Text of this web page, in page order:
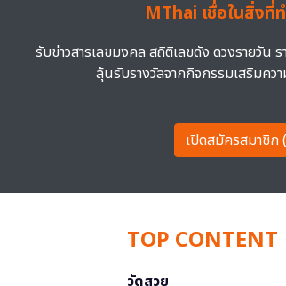
MThai เชื่อในสิ่งที่
รับข่าวสารเลขมงคล สถิติเลขดัง ดวงรายวัน
ลุ้นรับรางวัลจากกิจกรรมเสริมคว
เปิดสมัครสมาชิก
TOP CONTENT
วัดสวย